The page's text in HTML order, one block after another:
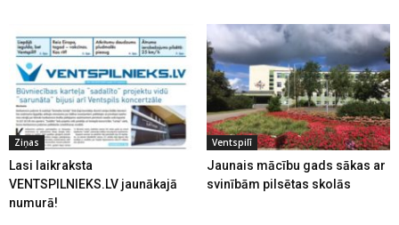
Ziņas
Lasi laikraksta
VENTSPILNIEKS.LV jaunākajā
numurā!
Ventspilī
Jaunais mācību gads sākas ar
svinībām pilsētas skolās